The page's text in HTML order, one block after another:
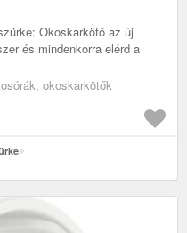
Okoskarkötő az új
és mindenkorra elérd a
okoskarkötők